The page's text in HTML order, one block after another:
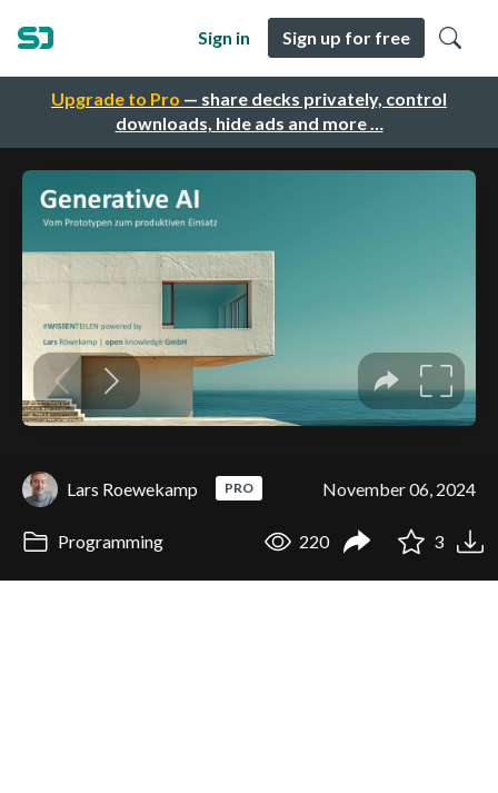
Upgrade to Pro — share decks privately, control
downloads, hide ads and more …
Sign in Sign up for free
Lars Roewekamp PRO November 06, 2024
Programming 220 3